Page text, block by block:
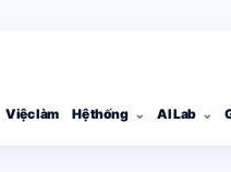
Việc làm Hệ thống AI Lab